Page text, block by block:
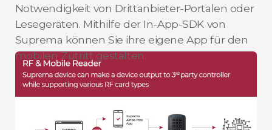
Notwendigkeit von Drittanbieter-Portalen oder
Lesegeräten. Mithilfe der In-App-SDK von
Suprema können Sie ihre eigene App für den
mobilen Zutritt gestalten.